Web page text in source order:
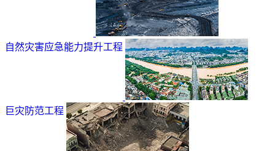
自然灾害应急能力提升工程
巨灾防范工程